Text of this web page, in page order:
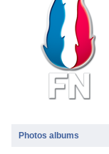
Photos albums